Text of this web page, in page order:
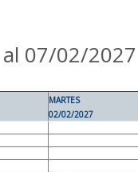
07/02/2027
MARTES
02/02/2027